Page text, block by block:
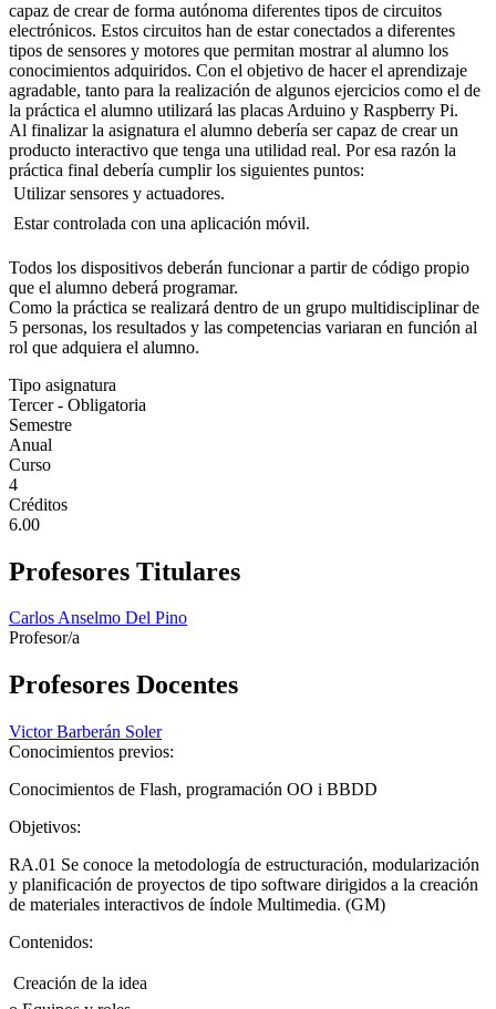
capaz de crear de forma autónoma diferentes tipos de circuitos
electrónicos. Estos circuitos han de estar conectados a diferentes
tipos de sensores y motores que permitan mostrar al alumno los
conocimientos adquiridos. Con el objetivo de hacer el aprendizaje
agradable, tanto para la realización de algunos ejercicios como el de
la práctica el alumno utilizará las placas Arduino y Raspberry Pi.
Al finalizar la asignatura el alumno debería ser capaz de crear un
producto interactivo que tenga una utilidad real. Por esa razón la
práctica final debería cumplir los siguientes puntos:
 Utilizar sensores y actuadores.
 Estar controlada con una aplicación móvil.
Todos los dispositivos deberán funcionar a partir de código propio
que el alumno deberá programar.
Como la práctica se realizará dentro de un grupo multidisciplinar de
5 personas, los resultados y las competencias variaran en función al
rol que adquiera el alumno.
Tipo asignatura
Tercer - Obligatoria
Semestre
Anual
Curso
4
Créditos
6.00
Profesores Titulares
Carlos Anselmo Del Pino
Profesor/a
Profesores Docentes
Victor Barberán Soler
Conocimientos previos:
Conocimientos de Flash, programación OO i BBDD
Objetivos:
RA.01 Se conoce la metodología de estructuración, modularización
y planificación de proyectos de tipo software dirigidos a la creación
de materiales interactivos de índole Multimedia. (GM)
Contenidos:
 Creación de la idea